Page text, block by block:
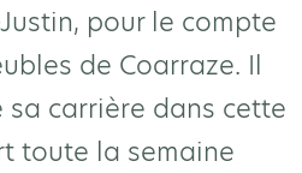
pour le compte
de Coarraze. Il
carrière dans cette
toute la semaine